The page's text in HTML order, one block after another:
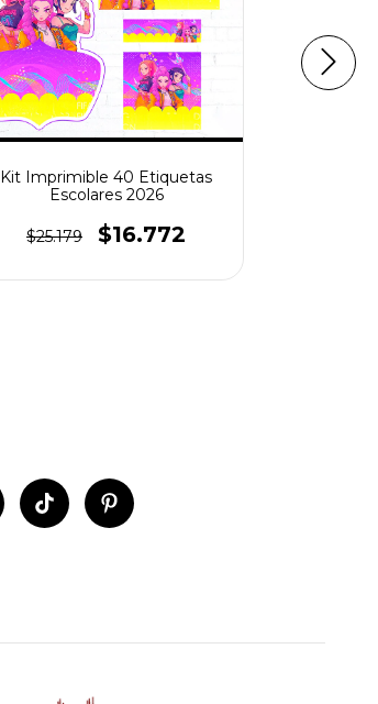
Kit Imprimible 40 Etiquetas
Escolares 2026
$25.179 $16.772